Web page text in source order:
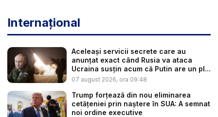
Internațional
Aceleași servicii secrete care au
anunțat exact când Rusia va ataca
Ucraina susțin acum că Putin are un pl...
07 august 2026, ora 09:48
Trump forțează din nou eliminarea
cetățeniei prin naștere în SUA: A semnat
noi ordine executive